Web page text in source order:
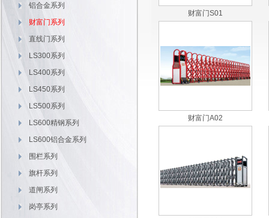
铝合金系列
财富门系列
直线门系列
LS300系列
LS400系列
LS450系列
LS500系列
LS600精钢系列
LS600铝合金系列
围栏系列
旗杆系列
道闸系列
岗亭系列
财富门S01
财富门A02